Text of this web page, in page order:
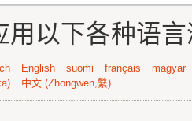
用以下各种语
English suomi français
magyar
中文 (Zhongwen,繁)